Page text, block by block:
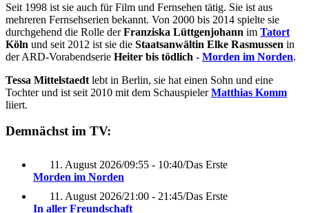
Seit 1998 ist sie auch für Film und Fernsehen tätig. Sie ist aus
mehreren Fernsehserien bekannt. Von 2000 bis 2014 spielte sie
durchgehend die Rolle derFranziska Lüttgenjohann im Tatort
Köln und seit 2012 ist sie die Staatsanwältin Elke Rasmussen in
der ARD-Vorabendserie Heiter bis tödlich - Morden im Norden.
Tessa Mittelstaedt lebt in Berlin, sie hat einen Sohn und eine
Tochter und ist seit 2010 mit dem SchauspielerMatthias Komm
liiert.
Demnächst im TV:
11. August 2026/09:55 - 10:40/Das Erste
Morden im Norden
11. August 2026/21:00 - 21:45/Das Erste
In aller Freundschaft